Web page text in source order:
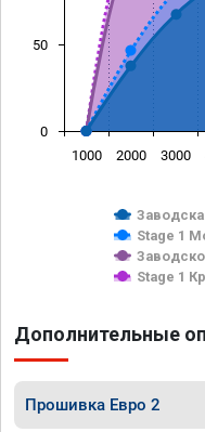
Stage 1
Stage 1
1000 2000 3000
0
50
Дополнительные
Прошивка Евро 2